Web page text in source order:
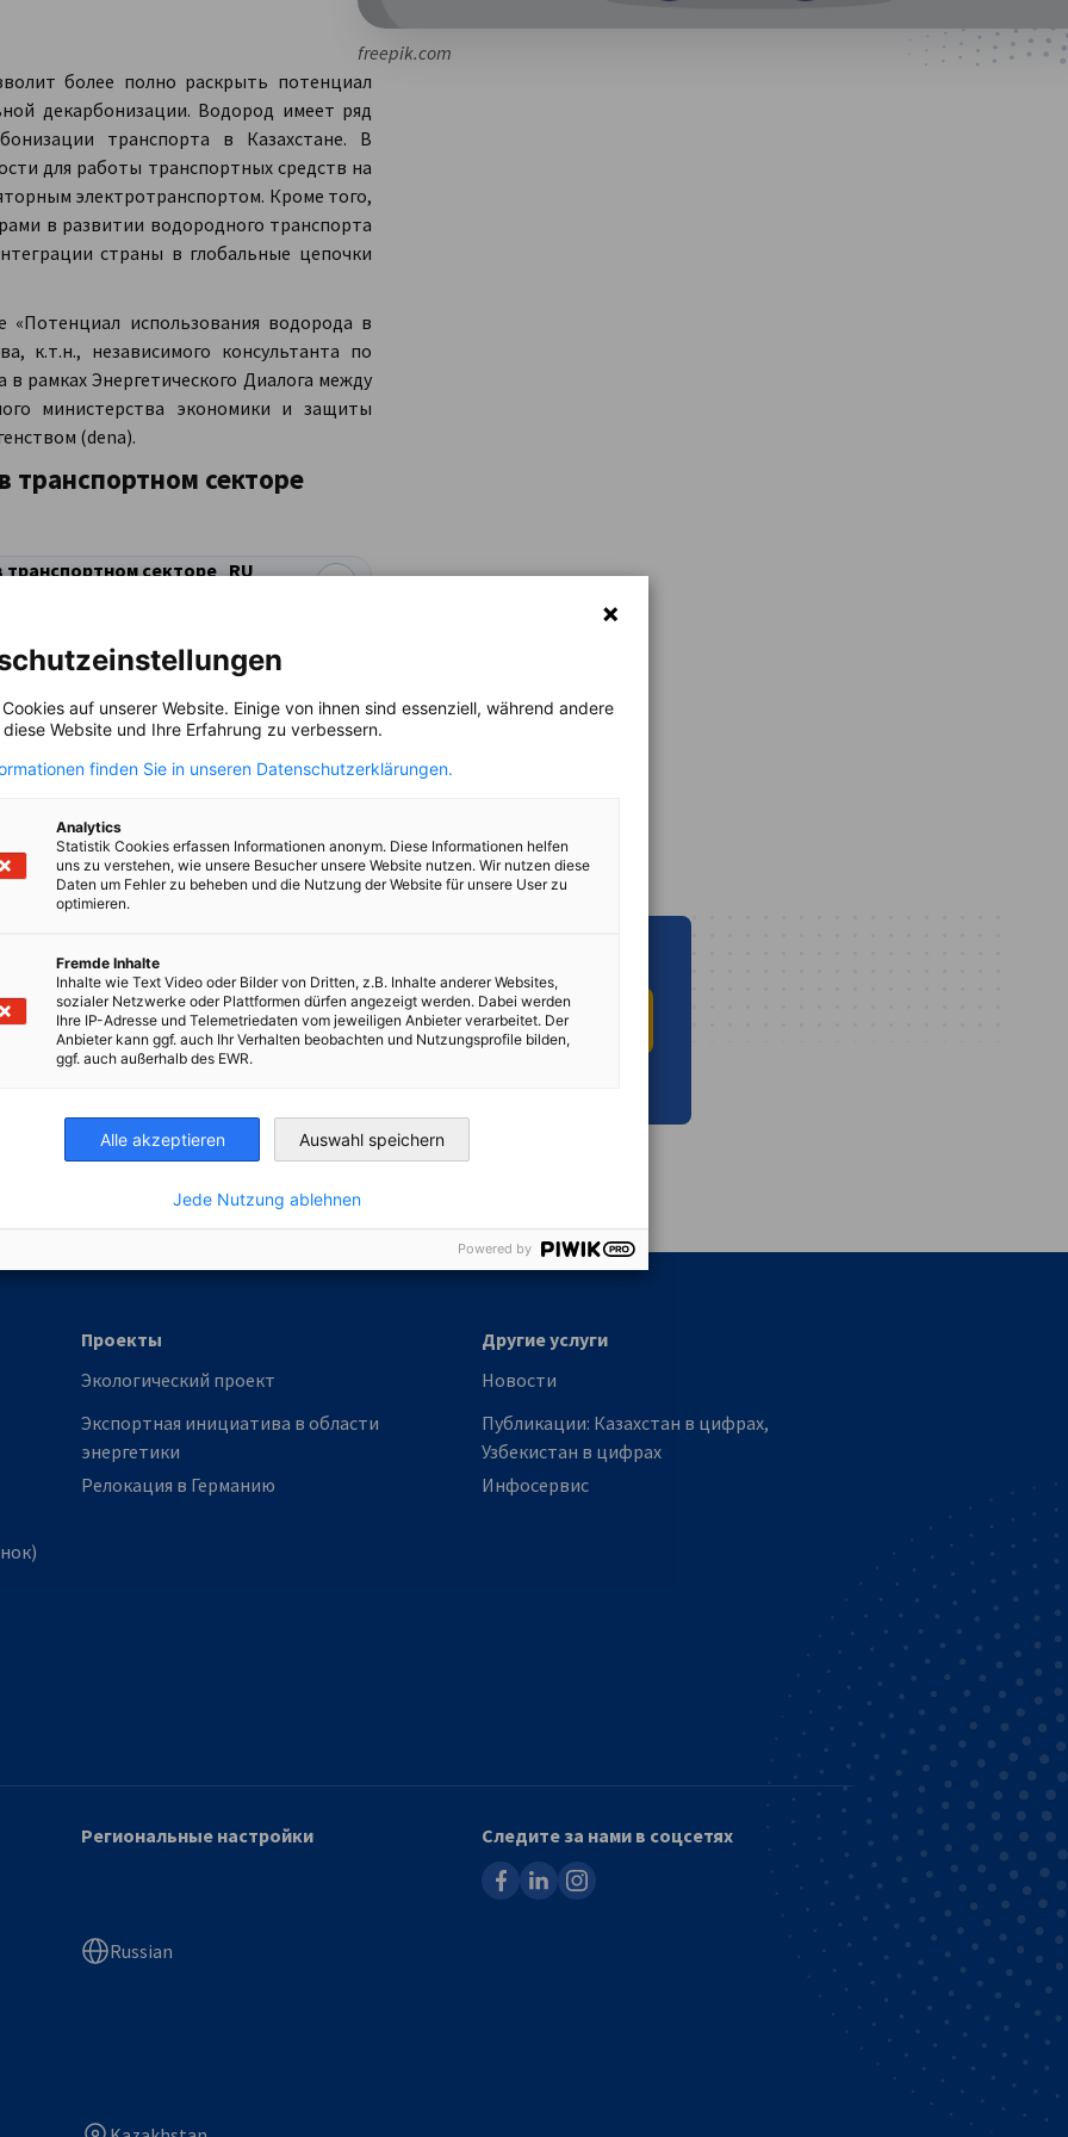
freepik.com
более полно раскрыть потенциал
декарбонизации. Водород имеет ряд
транспорта в Казахстане. В
для работы транспортных средств на
электротранспортом. Кроме того,
в развитии водородного транспорта
страны в глобальные цепочки
использования водорода в
к.т.н., независимого консультанта по
рамках Энергетического Диалога между
министерства экономики и защиты
(dena).
транспортном секторе
секторе_RU
на X на Xing
Копирование URL в буфер обмена
то еще?
центре вы
новости, материалы
видео, подкасты.
ПЕРЕЙТИ В ИНФОРМАЦИОННЫЙ ЦЕНТР
Affairs and Energy
Проекты
Экологический проект
Экспортная инициатива в области
энергетики
Релокация в Германию
Другие услуги
Новости
Публикации: Казахстан в цифрах,
Узбекистан в цифрах
Инфосервис
Региональные настройки
Russian
Следите за нами в соцсетях
facebooklinkedininstagram
auf unserer Website. Einige von ihnen sind essenziell, während andere
Website und Ihre Erfahrung zu verbessern.
finden Sie in unseren Datenschutzerklärungen.
Analytics
Statistik Cookies erfassen Informationen anonym. Diese Informationen helfen
uns zu verstehen, wie unsere Besucher unsere Website nutzen. Wir nutzen diese
Daten um Fehler zu beheben und die Nutzung der Website für unsere User zu
optimieren.
Fremde Inhalte
Inhalte wie Text Video oder Bilder von Dritten, z.B. Inhalte anderer Websites,
sozialer Netzwerke oder Plattformen dürfen angezeigt werden. Dabei werden
Ihre IP-Adresse und Telemetriedaten vom jeweiligen Anbieter verarbeitet. Der
Anbieter kann ggf. auch Ihr Verhalten beobachten und Nutzungsprofile bilden,
ggf. auch außerhalb des EWR.
Alle akzeptieren Auswahl speichern
Jede Nutzung ablehnen
Powered by